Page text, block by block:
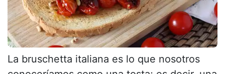
La bruschetta italiana es lo que nosotros